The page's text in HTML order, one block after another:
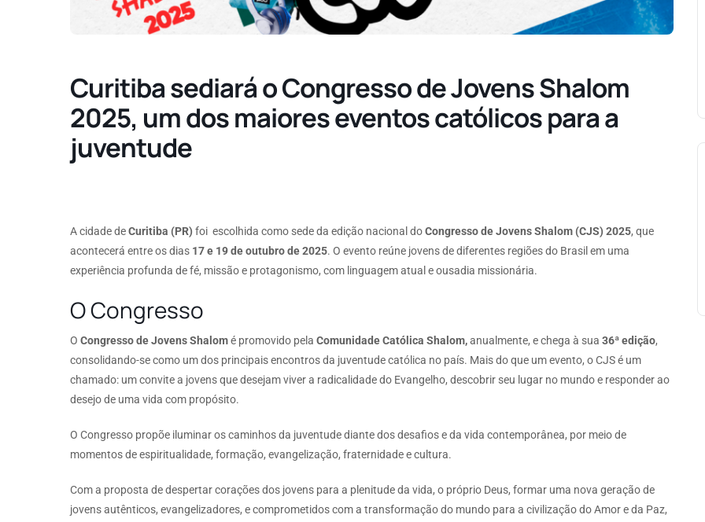
Curitiba sediará o Congresso de Jovens Shalom
2025, um dos maiores eventos católicos para a
juventude
A cidade deCuritiba (PR) foi escolhida como sede da edição nacional doCongresso de Jovens Shalom (CJS) 2025, que
acontecerá entre os dias 17 e 19 de outubro de 2025. O evento reúne jovens de diferentes regiões do Brasil em uma
experiência profunda de fé, missão e protagonismo, com linguagem atual e ousadia missionária.
O Congresso
O Congresso de Jovens Shalomé promovido pela Comunidade Católica Shalom,anualmente, e chega à sua 36ª edição,
consolidando-se como um dos principais encontros da juventude católica no país. Mais do que um evento, o CJS é um
chamado: um convite a jovens que desejam viver a radicalidade do Evangelho, descobrir seu lugar no mundo e responder ao
desejo de uma vida com propósito.
O Congresso propõe iluminar os caminhos da juventude diante dos desafios e da vida contemporânea, por meio de
momentos de espiritualidade, formação, evangelização, fraternidade e cultura.
Com a proposta de despertar corações dos jovens para a plenitude da vida, o próprio Deus, formar uma nova geração de
jovens autênticos, evangelizadores, e comprometidos com a transformação do mundo para a civilização do Amor e da Paz,